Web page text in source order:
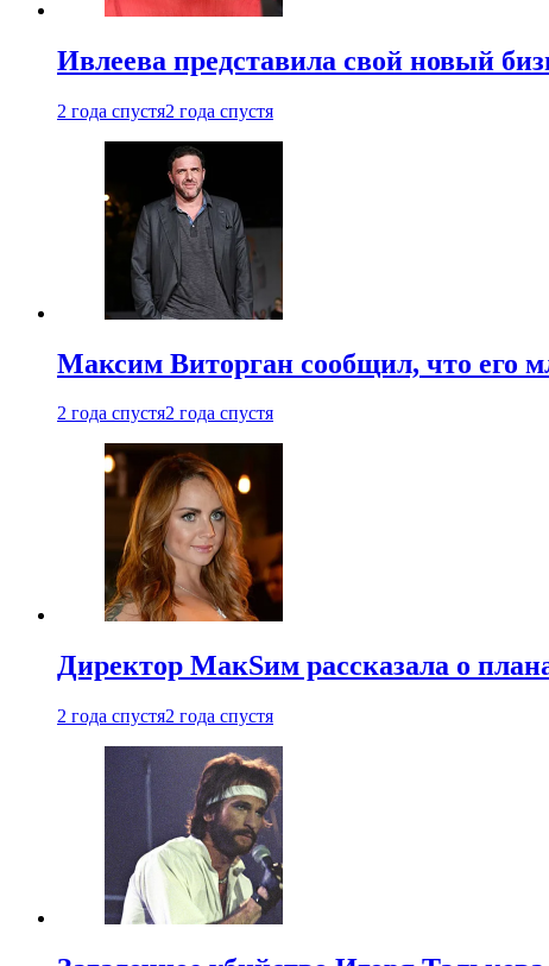
Ивлеева представила свой новый
2 года спустя2 года спустя
Максим Виторган сообщил, что его
2 года спустя2 года спустя
Директор МакSим рассказала о
2 года спустя2 года спустя